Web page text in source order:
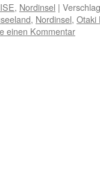
, Nordinsel |
, Nordinsel, Otaki
einen Kommentar